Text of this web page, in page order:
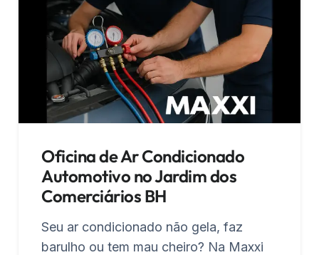
Oficina de Ar Condicionado
Automotivo no Jardim dos
Comerciários BH
Seu ar condicionado não gela, faz
barulho ou tem mau cheiro? Na Maxxi